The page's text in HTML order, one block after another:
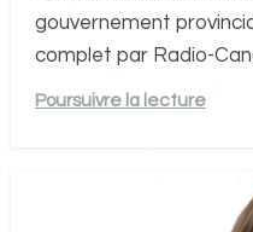
gouvernement
complet par Radio-
Poursuivre la lecture